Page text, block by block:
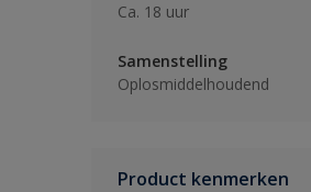
Ca. 18 uur
Samenstelling
Oplosmiddelhoudend
Product kenmerken